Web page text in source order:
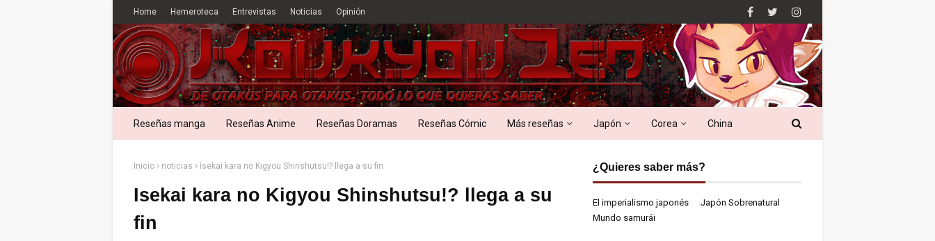
Home Hemeroteca Entrevistas Noticias Opinión
Reseñas manga Reseñas Anime Reseñas Doramas Reseñas Cómic Más reseñas Japón Corea China
Inicio noticias Isekai kara no Kigyou Shinshutsu!? llega a su fin
Isekai kara no Kigyou Shinshutsu!? llega a su
fin
¿Quieres saber más?
El imperialismo japonés
Japón Sobrenatural
Mundo samurái